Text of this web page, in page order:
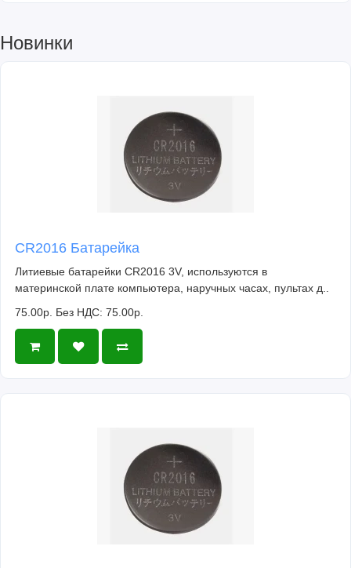
Новинки
CR2016 Батарейка
Литиевые батарейки CR2016 3V, используются в
материнской плате компьютера, наручных часах, пультах д..
75.00р. Без НДС: 75.00р.